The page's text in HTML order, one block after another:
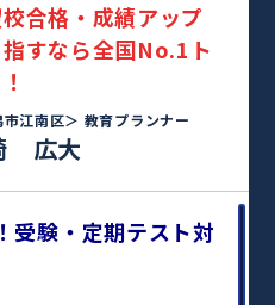
合格・成績アップ
すなら全国No.1ト
江南区＞ 教育プランナー
広大
受験・定期テスト対